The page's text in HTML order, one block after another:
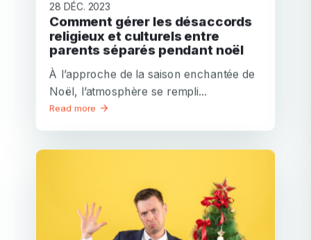
28 DÉC. 2023
Comment gérer les désaccords
religieux et culturels entre
parents séparés pendant noël
À l’approche de la saison enchantée de
Noël, l’atmosphère se rempli...
Read more